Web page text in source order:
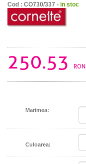
Cod : CO730/337 - in stoc
250.53 RON
Marimea:
Culoarea: